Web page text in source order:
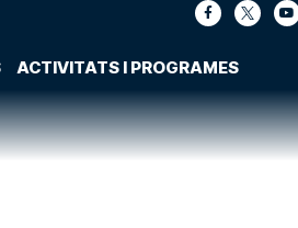
ACTIVITATS I PROGRAMES